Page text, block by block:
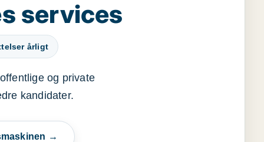
services
årligt
og private
kandidater.
→